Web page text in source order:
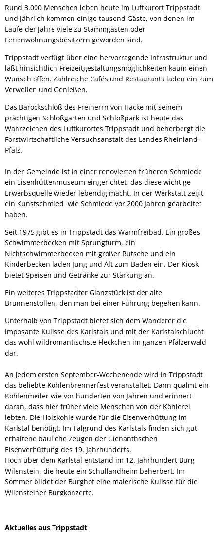
Rund 3.000 Menschen leben heute im Luftkurort Trippstadt
und jährlich kommen einige tausend Gäste, von denen im
Laufe der Jahre viele zu Stammgästen oder
Ferienwohnungsbesitzern geworden sind.
Trippstadt verfügt über eine hervorragende Infrastruktur und
läßt hinsichtlich Freizeitgestaltungsmöglichkeiten kaum einen
Wunsch offen. Zahlreiche Cafés und Restaurants laden ein zum
Verweilen und Genießen.
Das Barockschloß des Freiherrn von Hacke mit seinem
prächtigen Schloßgarten und Schloßpark ist heute das
Wahrzeichen des Luftkurortes Trippstadt und beherbergt die
Forstwirtschaftliche Versuchsanstalt des Landes Rheinland-
Pfalz.
In der Gemeinde ist in einer renovierten früheren Schmiede
ein Eisenhüttenmuseum eingerichtet, das diese wichtige
Erwerbsquelle wieder lebendig macht. In der Werkstatt zeigt
ein Kunstschmied wie Schmiede vor 2000 Jahren gearbeitet
haben.
Seit 1975 gibt es in Trippstadt das Warmfreibad. Ein großes
Schwimmerbecken mit Sprungturm, ein
Nichtschwimmerbecken mit großer Rutsche und ein
Kinderbecken laden Jung und Alt zum Baden ein. Der Kiosk
bietet Speisen und Getränke zur Stärkung an.
Ein weiteres Trippstadter Glanzstück ist der alte
Brunnenstollen, den man bei einer Führung begehen kann.
Unterhalb von Trippstadt bietet sich dem Wanderer die
imposante Kulisse des Karlstals und mit der Karlstalschlucht
das wohl wildromantischste Fleckchen im ganzen Pfälzerwald
dar.
An jedem ersten September-Wochenende wird in Trippstadt
das beliebte Kohlenbrennerfest veranstaltet. Dann qualmt ein
Kohlenmeiler wie vor hunderten von Jahren und erinnert
daran, dass hier früher viele Menschen von der Köhlerei
lebten. Die Holzkohle wurde für die Eisenverhüttung im
Karlstal benötigt. Im Talgrund des Karlstals finden sich gut
erhaltene bauliche Zeugen der Gienanthschen
Eisenverhüttung des 19. Jahrhunderts.
Hoch über dem Karlstal entstand im 12. Jahrhundert Burg
Wilenstein, die heute ein Schullandheim beherbert. Im
Sommer bildet der Burghof eine malerische Kulisse für die
Wilensteiner Burgkonzerte.
Aktuelles aus Trippstadt